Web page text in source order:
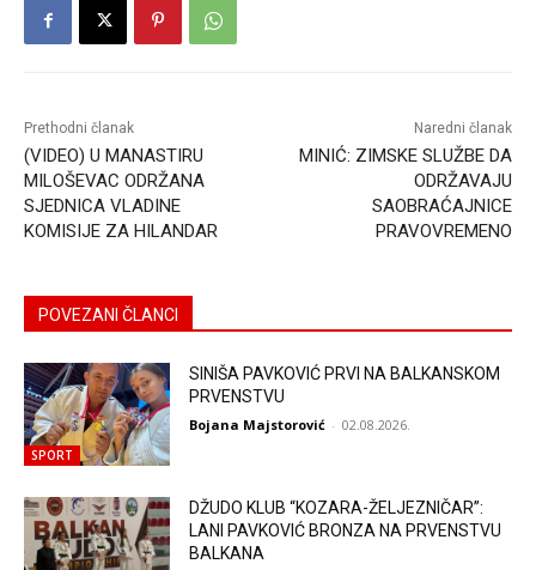
Prethodni članak
(VIDEO) U MANASTIRU
MILOŠEVAC ODRŽANA
SJEDNICA VLADINE
KOMISIJE ZA HILANDAR
Naredni članak
MINIĆ: ZIMSKE SLUŽBE DA
ODRŽAVAJU
SAOBRAĆAJNICE
PRAVOVREMENO
POVEZANI ČLANCI
SPORT
SINIŠA PAVKOVIĆ PRVI NA BALKANSKOM
PRVENSTVU
Bojana Majstorović - 02.08.2026.
DŽUDO KLUB “KOZARA-ŽELJEZNIČAR”:
LANI PAVKOVIĆ BRONZA NA PRVENSTVU
BALKANA